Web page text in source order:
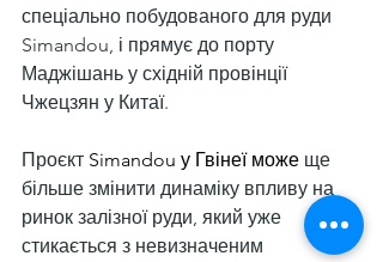
спеціально побудованого для руди
Simandou, і прямує до порту
Маджішань у східній провінції
Чжецзян у Китаї.
Проєкт Simandou у Гвінеї може ще
більше змінити динаміку впливу на
ринок залізної руди, який уже
стикається з невизначеним